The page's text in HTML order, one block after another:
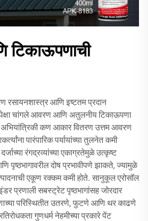
रसायनशास्त्र आणि इष्टतम प्रदान
चांगले आवरण आणि अतुलनीय टिकाऊपणा
कण आकार वितरण उत्तम आवरण
पारंपारिक पर्यायांच्या तुलनेत कमी
रंगद्रव्यांच्या एकाग्रतेमुळे उत्कृष्ट
पृष्ठभागावरील दोष प्रभावीपणे झाकते, ज्यामुळे
एकूण रक्कम कमी होते. सानुकूल एरोसॉल
प्रणाली सबस्ट्रेट पृष्ठभागांसह जोरदार
परिस्थितीत उतरणे, फुटणे आणि थर काढणे
गुणधर्म नेहमीच्या प्रकारे पेंट